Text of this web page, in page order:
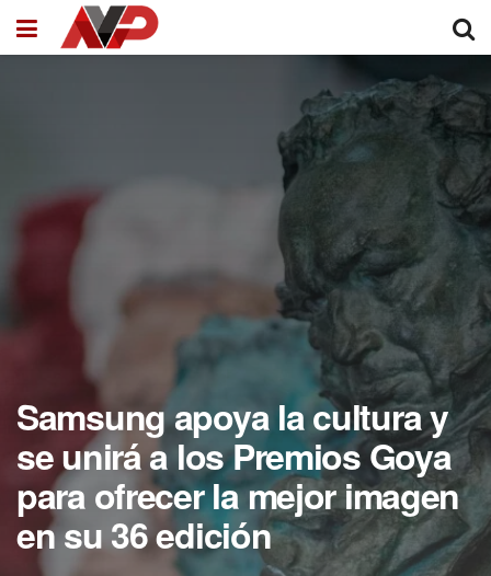
Samsung apoya la cultura y
se unirá a los Premios Goya
para ofrecer la mejor imagen
en su 36 edición